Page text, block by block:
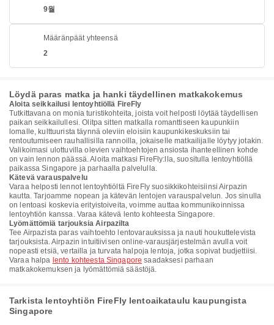
9월
Määränpäät yhteensä
2
Löydä paras matka ja hanki täydellinen matkakokemus
Aloita seikkailusi lentoyhtiöllä FireFly
Tutkittavana on monia turistikohteita, joista voit helposti löytää täydellisen
paikan seikkailullesi. Olitpa sitten matkalla romanttiseen kaupunkiin
lomalle, kulttuurista täynnä oleviin eloisiin kaupunkikeskuksiin tai
rentoutumiseen rauhallisilla rannoilla, jokaiselle matkailijalle löytyy jotakin.
Valikoimasi ulottuvilla olevien vaihtoehtojen ansiosta ihanteellinen kohde
on vain lennon päässä. Aloita matkasi FireFly:lla, suositulla lentoyhtiöllä
paikassa Singapore ja parhaalla palvelulla.
Kätevä varauspalvelu
Varaa helposti lennot lentoyhtiöltä FireFly suosikkikohteisiinsi Airpazin
kautta. Tarjoamme nopean ja kätevän lentojen varauspalvelun. Jos sinulla
on lentoasi koskevia erityistoiveita, voimme auttaa kommunikoinnissa
lentoyhtiön kanssa. Varaa kätevä lento kohteesta Singapore.
Lyömättömiä tarjouksia Airpazilta
Tee Airpazista paras vaihtoehto lentovarauksissa ja nauti houkuttelevista
tarjouksista. Airpazin intuitiivisen online-varausjärjestelmän avulla voit
nopeasti etsiä, vertailla ja turvata halpoja lentoja, jotka sopivat budjettiisi.
Varaa halpa lento kohteesta Singapore saadaksesi parhaan
matkakokemuksen ja lyömättömiä säästöjä.
Tarkista lentoyhtiön FireFly lentoaikataulu kaupungista
Singapore